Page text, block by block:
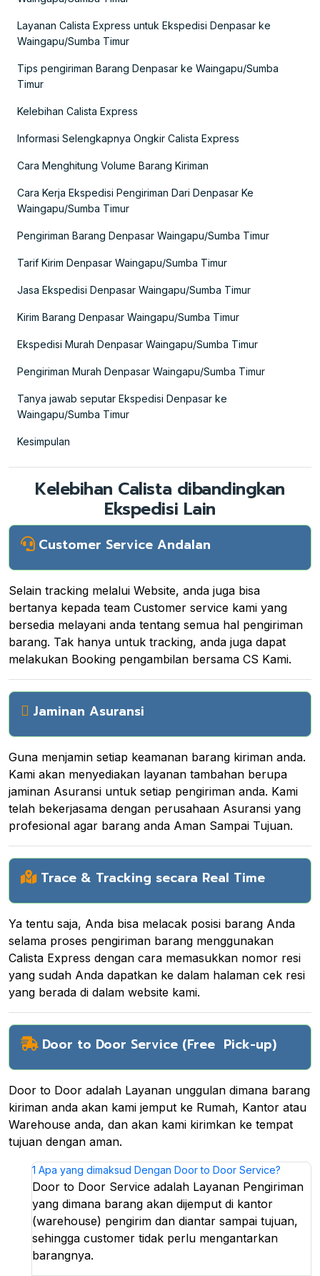
Layanan Calista Express untuk Ekspedisi Denpasar ke
Waingapu/Sumba Timur
Tips pengiriman Barang Denpasar ke Waingapu/Sumba
Timur
Kelebihan Calista Express
Informasi Selengkapnya Ongkir Calista Express
Cara Menghitung Volume Barang Kiriman
Cara Kerja Ekspedisi Pengiriman Dari Denpasar Ke
Waingapu/Sumba Timur
Pengiriman Barang Denpasar Waingapu/Sumba Timur
Tarif Kirim Denpasar Waingapu/Sumba Timur
Jasa Ekspedisi Denpasar Waingapu/Sumba Timur
Kirim Barang Denpasar Waingapu/Sumba Timur
Ekspedisi Murah Denpasar Waingapu/Sumba Timur
Pengiriman Murah Denpasar Waingapu/Sumba Timur
Tanya jawab seputar Ekspedisi Denpasar ke
Waingapu/Sumba Timur
Kesimpulan
Kelebihan Calista dibandingkan
Ekspedisi Lain
Customer Service Andalan
Selain tracking melalui Website, anda juga bisa
bertanya kepada team Customer service kami yang
bersedia melayani anda tentang semua hal pengiriman
barang. Tak hanya untuk tracking, anda juga dapat
melakukan Booking pengambilan bersama CS Kami.
Jaminan Asuransi
Guna menjamin setiap keamanan barang kiriman anda.
Kami akan menyediakan layanan tambahan berupa
jaminan Asuransi untuk setiap pengiriman anda. Kami
telah bekerjasama dengan perusahaan Asuransi yang
profesional agar barang anda Aman Sampai Tujuan.
Trace & Tracking secara Real Time
Ya tentu saja, Anda bisa melacak posisi barang Anda
selama proses pengiriman barang menggunakan
Calista Express dengan cara memasukkan nomor resi
yang sudah Anda dapatkan ke dalam halaman cek resi
yang berada di dalam website kami.
Door to Door Service (Free Pick-up)
Door to Door adalah Layanan unggulan dimana barang
kiriman anda akan kami jemput ke Rumah, Kantor atau
Warehouse anda, dan akan kami kirimkan ke tempat
tujuan dengan aman.
1 Apa yang dimaksud Dengan Door to Door Service?
Door to Door Service adalah Layanan Pengiriman
yang dimana barang akan dijemput di kantor
(warehouse) pengirim dan diantar sampai tujuan,
sehingga customer tidak perlu mengantarkan
barangnya.